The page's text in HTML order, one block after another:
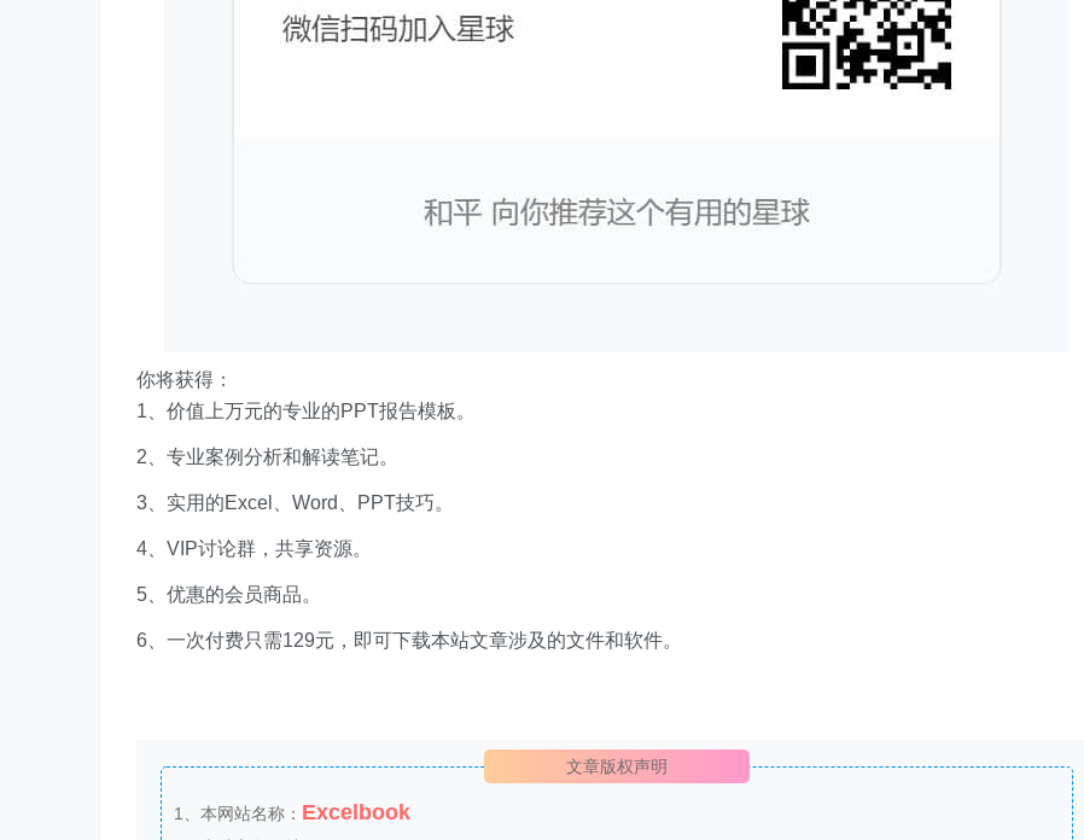
你将获得：
1、价值上万元的专业的PPT报告模板。
2、专业案例分析和解读笔记。
3、实用的Excel、Word、PPT技巧。
4、VIP讨论群，共享资源。
5、优惠的会员商品。
6、一次付费只需129元，即可下载本站文章涉及的文件和软件。
文章版权声明
1、本网站名称： Excelbook